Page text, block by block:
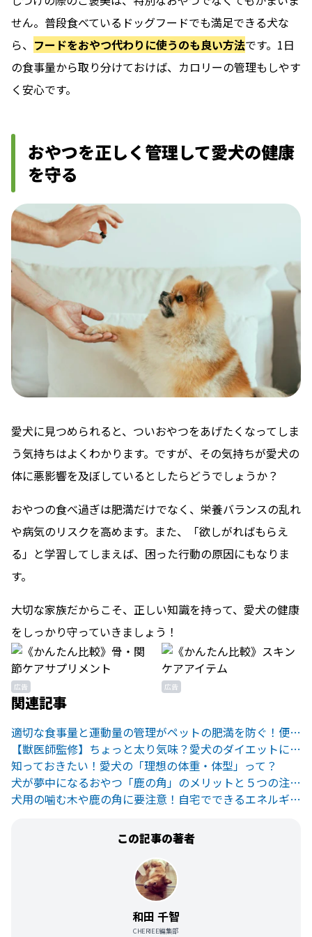
せん。普段食べているドッグフードでも満足できる犬な
ら、 フードをおやつ代わりに使うのも良い方法です。1日
の食事量から取り分けておけば、カロリーの管理もしやす
く安心です。
おやつを正しく管理して愛犬の健康
を守る
愛犬に見つめられると、ついおやつをあげたくなってしま
う気持ちはよくわかります。ですが、その気持ちが愛犬の
体に悪影響を及ぼしているとしたらどうでしょうか？
おやつの食べ過ぎは肥満だけでなく、栄養バランスの乱れ
や病気のリスクを高めます。また、「欲しがればもらえ
る」と学習してしまえば、困った行動の原因にもなりま
す。
大切な家族だからこそ、正しい知識を持って、愛犬の健康
をしっかり守っていきましょう！
広告 広告
関連記事
適切な食事量と運動量の管理がペットの肥満を防ぐ！便利なデバイスも
【獣医師監修】ちょっと太り気味？愛犬のダイエットに有効な食事方法
知っておきたい！愛犬の「理想の体重・体型」って？
犬が夢中になるおやつ「鹿の角」のメリットと５つの注意点
犬用の噛む木や鹿の角に要注意！自宅でできるエネルギー消費方法
この記事の著者
和田 千智
CHERIEE編集部